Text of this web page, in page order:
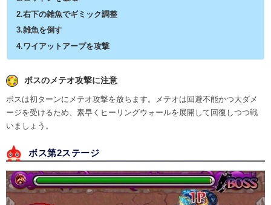
2.右下の雑魚でギミック調整
3.雑魚を倒す
4.ワイアットアープを攻撃
ボスのメテオ攻撃に注意
ボスは初ターンにメテオ攻撃を放ちます。メテオは回避不能かつ大ダメ
ージを受けるため、素早くヒーリングウォールを展開して回復しつつ戦
いましょう。
ボス第2ステージ